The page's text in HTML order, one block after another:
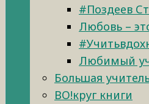
#Поздеев
Любовь –
Любимый
Большая
ВО!круг книги